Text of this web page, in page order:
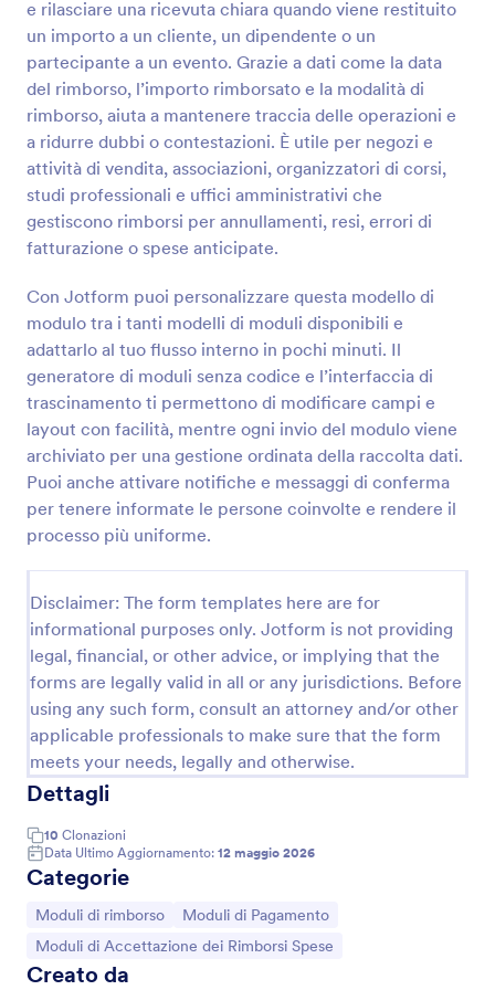
e rilasciare una ricevuta chiara quando viene restituito
un importo a un cliente, un dipendente o un
partecipante a un evento. Grazie a dati come la data
del rimborso, l’importo rimborsato e la modalità di
rimborso, aiuta a mantenere traccia delle operazioni e
a ridurre dubbi o contestazioni. È utile per negozi e
attività di vendita, associazioni, organizzatori di corsi,
studi professionali e uffici amministrativi che
gestiscono rimborsi per annullamenti, resi, errori di
fatturazione o spese anticipate.
Con Jotform puoi personalizzare questa modello di
modulo tra i tanti modelli di moduli disponibili e
adattarlo al tuo flusso interno in pochi minuti. Il
generatore di moduli senza codice e l’interfaccia di
trascinamento ti permettono di modificare campi e
layout con facilità, mentre ogni invio del modulo viene
archiviato per una gestione ordinata della raccolta dati.
Puoi anche attivare notifiche e messaggi di conferma
per tenere informate le persone coinvolte e rendere il
processo più uniforme.
Disclaimer: The form templates here are for
informational purposes only. Jotform is not providing
legal, financial, or other advice, or implying that the
forms are legally valid in all or any jurisdictions. Before
using any such form, consult an attorney and/or other
applicable professionals to make sure that the form
meets your needs, legally and otherwise.
Dettagli
10 Clonazioni
Data Ultimo Aggiornamento: 12 maggio 2026
Categorie
Vai alla Categoria:
Moduli di rimborso Vai alla Categoria:
Moduli di Pagamento
Vai alla Categoria:
Moduli di Accettazione dei Rimborsi Spese
Creato da
Anteprima
aziende e uffici che vogliono semplificare la raccolta
dati e centralizzare ogni risposta.
Go to Category:
Moduli di Accettazione dei Rimborsi Spese
Usa Template
Anteprima